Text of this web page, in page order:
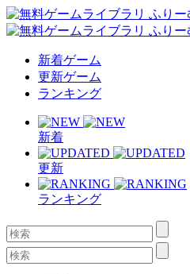
新着ゲーム
更新ゲーム
ランキング
新着
更新
ランキング